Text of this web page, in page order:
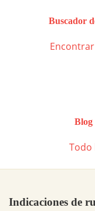
Buscador
Blog
Todo
Indicaciones de